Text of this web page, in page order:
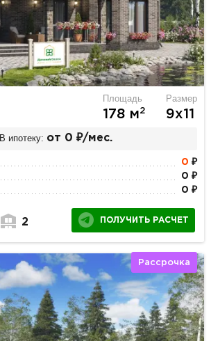
Площадь
178 м2
Размер
9х11
В ипотеку: от 0 ₽/мес.
0 ₽
0 ₽
0 ₽
2 ПОЛУЧИТЬ РАСЧЕТ
Рассрочка